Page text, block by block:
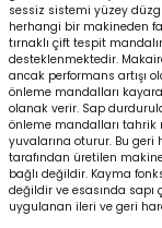
sessiz sistemi yüzey
herhangi bir makineden
tırnaklı çift tespit
desteklenmektedir.
ancak performans artışı
önleme mandalları
olanak verir. Sap
önleme mandalları tahrik
yuvalarına oturur. Bu
tarafından üretilen
bağlı değildir. Kayma
değildir ve esasında sapı
uygulanan ileri ve geri